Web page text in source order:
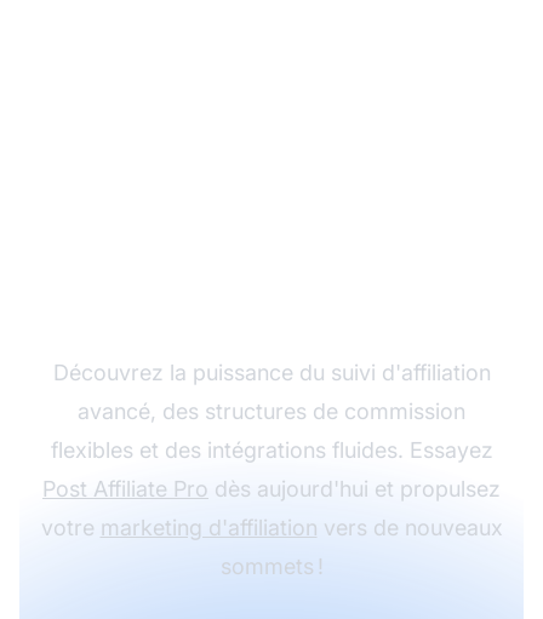
Découvrez la puissance du suivi d'affiliation
avancé, des structures de commission
flexibles et des intégrations fluides. Essayez
Post Affiliate Pro dès aujourd'hui et propulsez
votre marketing d'affiliation vers de nouveaux
sommets !